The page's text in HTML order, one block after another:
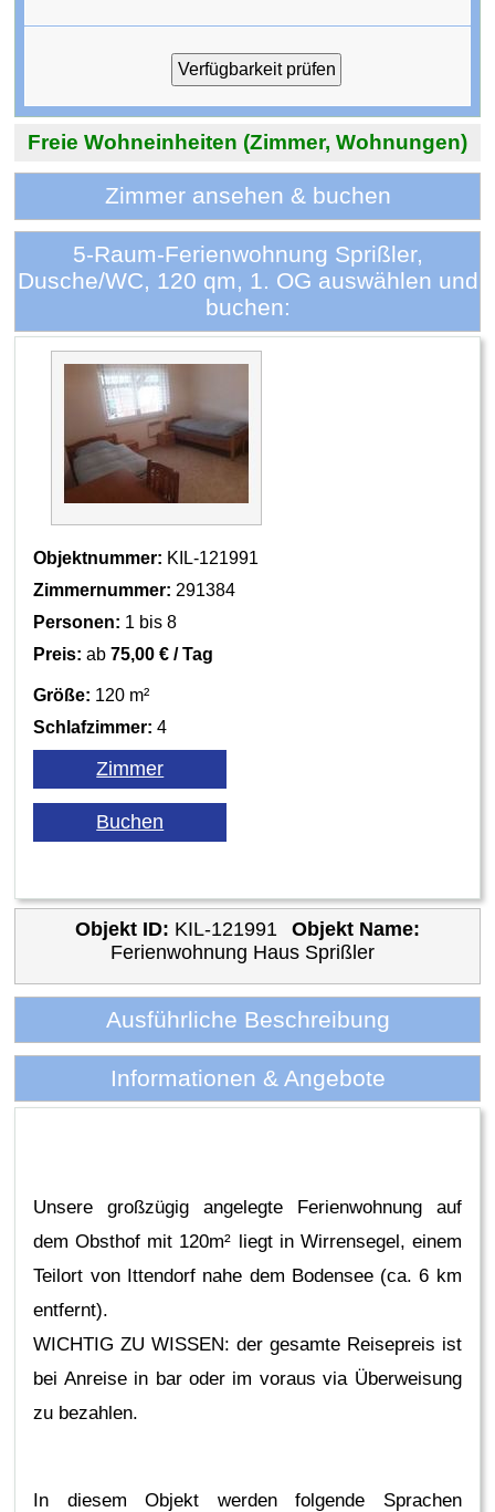
Freie Wohneinheiten (Zimmer, Wohnungen)
Zimmer ansehen & buchen
5-Raum-Ferienwohnung Sprißler,
Dusche/WC, 120 qm, 1. OG auswählen und
buchen:
Objektnummer: KIL-121991
Zimmernummer: 291384
Personen: 1 bis 8
Preis: ab75,00 € / Tag
Größe: 120 m²
Schlafzimmer: 4
Objekt ID: KIL-121991
Objekt Name:
Ferienwohnung Haus Sprißler
Ausführliche Beschreibung
Informationen & Angebote
Unsere großzügig angelegte Ferienwohnung auf
dem Obsthof mit 120m² liegt in Wirrensegel, einem
Teilort von Ittendorf nahe dem Bodensee (ca. 6 km
entfernt).
WICHTIG ZU WISSEN: der gesamte Reisepreis ist
bei Anreise in bar oder im voraus via Überweisung
zu bezahlen.
In diesem Objekt werden folgende Sprachen